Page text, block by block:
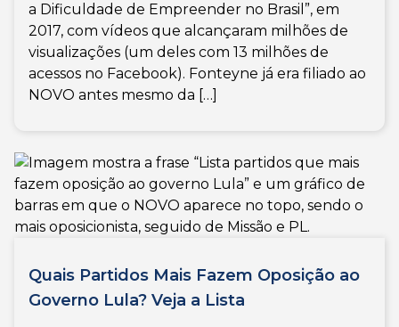
a Dificuldade de Empreender no Brasil”, em
2017, com vídeos que alcançaram milhões de
visualizações (um deles com 13 milhões de
acessos no Facebook). Fonteyne já era filiado ao
NOVO antes mesmo da […]
Quais Partidos Mais Fazem Oposição ao
Governo Lula? Veja a Lista